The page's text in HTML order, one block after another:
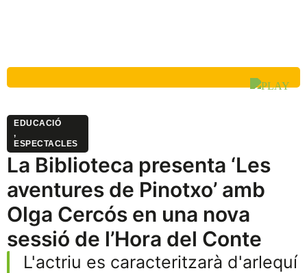
EDUCACIÓ
,
ESPECTACLES
La Biblioteca presenta ‘Les
aventures de Pinotxo’ amb
Olga Cercós en una nova
sessió de l’Hora del Conte
L'actriu es caracteritzarà d'arlequí